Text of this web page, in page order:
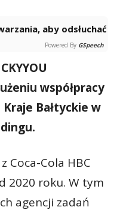
Powered By GSpeech
współpracy
Kraje Bałtyckie w
Coca-Cola HBC
2020 roku. W tym
agencji zadań